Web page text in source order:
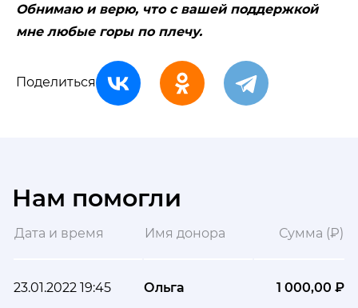
Обнимаю и верю, что с вашей поддержкой
мне любые горы по плечу.
Поделиться
Нам помогли
Дата и время Имя донора Сумма (₽)
23.01.2022 19:45 Ольга 1 000,00 ₽